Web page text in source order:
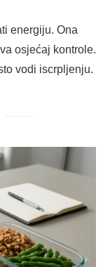
energiju. Ona
osjećaj kontrole.
vodi iscrpljenju.